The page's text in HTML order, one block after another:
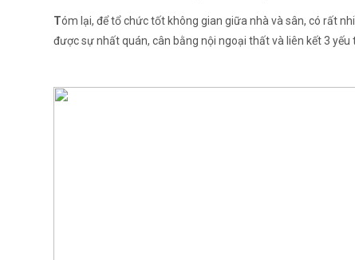
Tóm lại, để tổ chức tốt không gian giữa nhà và sân, có rất
được sự nhất quán, cân bằng nội ngoại thất và liên kết 3